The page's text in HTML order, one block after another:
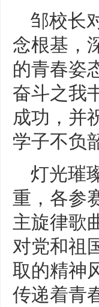
邹校长
念根基，
的青春姿
奋斗之我
成功，并
学子不负
灯光璀
重，各参
主旋律歌
对党和祖
取的精神
传递着青